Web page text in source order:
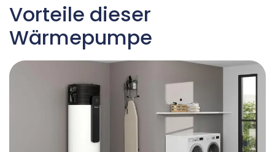
Vorteile dieser
Wärmepumpe